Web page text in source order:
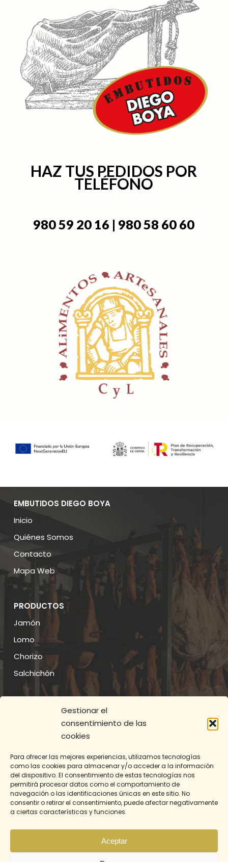
Gestionar el
consentimiento de las
cookies
Para ofrecer las mejores experiencias, utilizamos tecnologías
como las cookies para almacenar y/o acceder a la información
del dispositivo. El consentimiento de estas tecnologías nos
permitirá procesar datos como el comportamiento de
navegación o las identificaciones únicas en este sitio. No
consentir o retirar el consentimiento, puede afectar negativamente
a ciertas características y funciones.
Aceptar
HAZ TUS PEDIDOS POR
TELÉFONO
980 59 20 16 | 980 58 60 60
EMBUTIDOS DIEGO BOYA
Inicio
Quiénes Somos
Contacto
Mapa Web
PRODUCTOS
Jamón
Lomo
Chorizo
Salchichón
AVISO LEGAL
Política de Privacidad
Política de Cookies
CONTACTO
info@embutidosdiegoboya.com
980 59 20 16 | 980 58 60 60
Plaza de la Iglesia 3, Ferreras de Abajo